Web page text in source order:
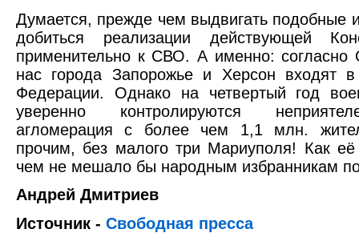
Думается, прежде чем выдвигать подобные
добиться реализации действующей
применительно к СВО. А именно: согласно
нас города Запорожье и Херсон входят в
Федерации. Однако на четвертый год
уверенно контролируются
агломерация с более чем 1,1 млн.
прочим, без малого три Мариуполя! Как
чем не мешало бы народным избранникам
Андрей Дмитриев
Источник - Свободная пресса